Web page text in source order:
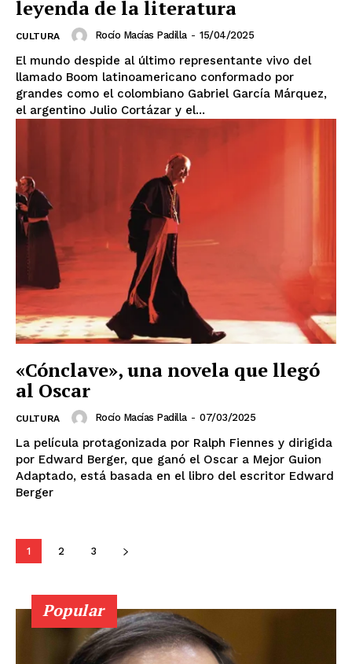
SUSCRIBIRSE
Estados
Aguascalientes Baja California
Baja California Sur Campeche
Chihuahua
Ciudad de México Coahuila
Colima Durango
Estado de México
Guanajuato
Hidalgo
Jalisco
Michoacán
Zacatecas Yucatán Veracruz
Tlaxcala
Sinaloa
San Luis Potosí Quintana Roo
Nayarit
Morelos
leyenda de la literatura
CULTURA Rocío Macías Padilla - 15/04/2025
El mundo despide al último representante vivo del
llamado Boom latinoamericano conformado por
grandes como el colombiano Gabriel García Márquez,
el argentino Julio Cortázar y el...
«Cónclave», una novela que llegó
al Oscar
CULTURA Rocío Macías Padilla - 07/03/2025
La película protagonizada por Ralph Fiennes y dirigida
por Edward Berger, que ganó el Oscar a Mejor Guion
Adaptado, está basada en el libro del escritor Edward
Berger
1 2 3
Popular